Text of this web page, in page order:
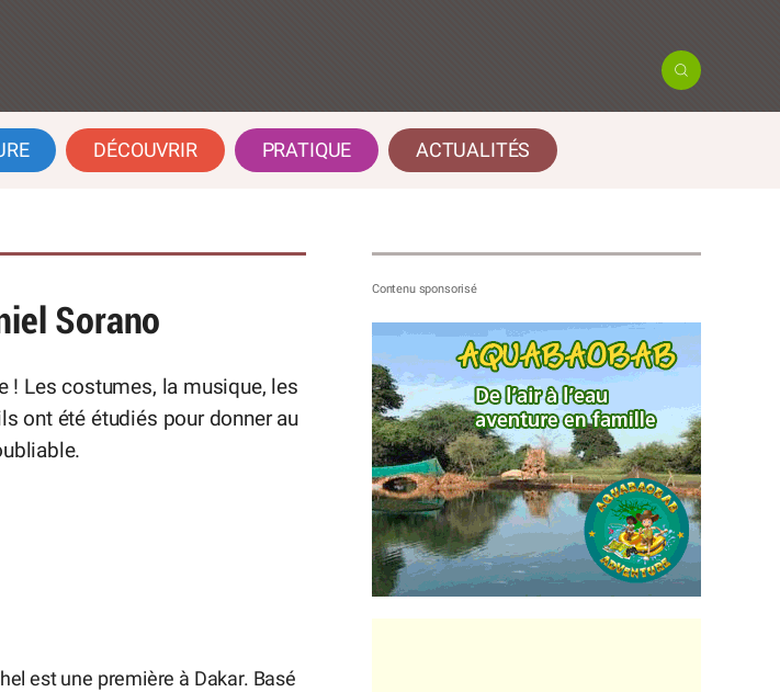
DÉCOUVRIR PRATIQUE ACTUALITÉS
Sorano
! Les costumes, la musique, les
ont été étudiés pour donner au
est une première à Dakar. Basé